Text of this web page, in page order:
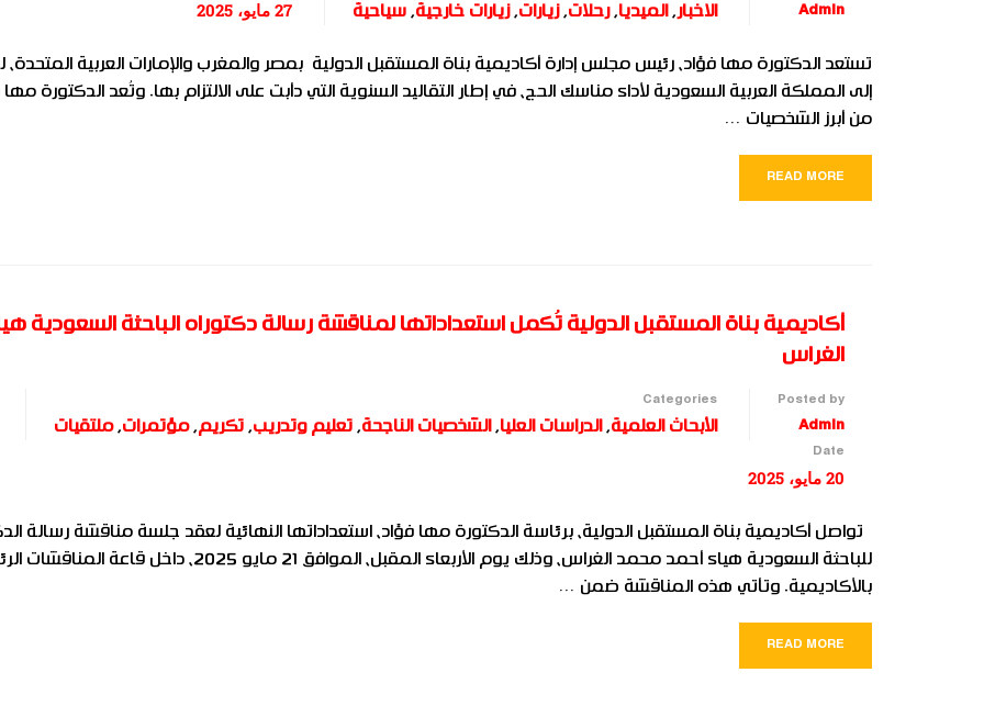
Admin الاخبار , الميديا,رحلات,زيارات,زيارات خارجية, سياحية 27 مايو، 2025
تستعد الدكتورة مها فؤاد، رئيس مجلس إدارة أكاديمية بناة المستقبل الدولية بمصر والمغرب والإمارات العربية المتحدة،
إلى المملكة العربية السعودية لأداء مناسك الحج، في إطار التقاليد السنوية التي دأبت على الالتزام بها. وتُعد الدكتورة مها
من أبرز الشخصيات …
READ MORE
أكاديمية بناة المستقبل الدولية تُكمل استعداداتها لمناقشة رسالة دكتوراه الباحثة السعودية
الغراس
Posted by
Admin
Categories
الأبحاث العلمية, الدراسات العليا, الشخصيات الناجحة, تعليم وتدريب, تكريم,مؤتمرات,ملتقيات
Date
20 مايو، 2025
تواصل أكاديمية بناة المستقبل الدولية، برئاسة الدكتورة مها فؤاد، استعداداتها النهائية لعقد جلسة مناقشة رسالة
للباحثة السعودية هياء أحمد محمد الغراس، وذلك يوم الأربعاء المقبل، الموافق 21 مايو 2025، داخل
بالأكاديمية. وتأتي هذه المناقشة ضمن …
READ MORE